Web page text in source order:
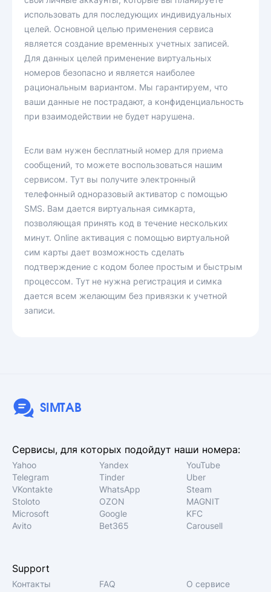
использовать для последующих индивидуальных
целей. Основной целью применения сервиса
является создание временных учетных записей.
Для данных целей применение виртуальных
номеров безопасно и является наиболее
рациональным вариантом. Мы гарантируем, что
ваши данные не пострадают, а конфиденциальность
при взаимодействии не будет нарушена.
Если вам нужен бесплатный номер для приема
сообщений, то можете воспользоваться нашим
сервисом. Тут вы получите электронный
телефонный одноразовый активатор с помощью
SMS. Вам дается виртуальная симкарта,
позволяющая принять код в течение нескольких
минут. Online активация с помощью виртуальной
сим карты дает возможность сделать
подтверждение с кодом более простым и быстрым
процессом. Тут не нужна регистрация и симка
дается всем желающим без привязки к учетной
записи.
SIMTAB
Сервисы, для которых подойдут наши номера:
Yahoo Yandex
YouTube
Telegram
Tinder
Uber
VKontakte
WhatsApp
Steam
Stoloto
OZON
MAGNIT
Microsoft
Google
KFC
Avito
Bet365 Carousell
Support
Контакты FAQ О сервисе